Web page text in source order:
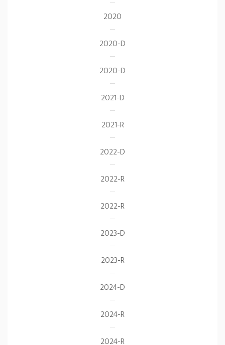
2020
2020-D
2020-D
2021-D
2021-R
2022-D
2022-R
2022-R
2023-D
2023-R
2024-D
2024-R
2024-R